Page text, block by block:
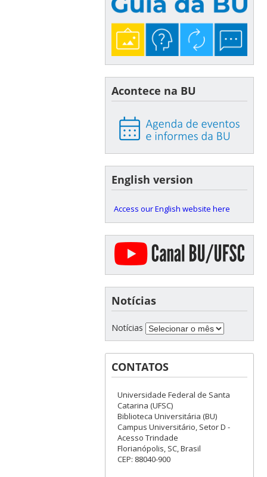
Acontece na BU
English version
Access our English website here
Notícias
Notícias
CONTATOS
Universidade Federal de Santa
Catarina (UFSC)
Biblioteca Universitária (BU)
Campus Universitário, Setor D -
Acesso Trindade
Florianópolis, SC, Brasil
CEP: 88040-900